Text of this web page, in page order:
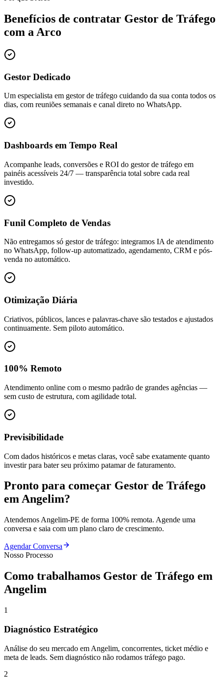
Benefícios de contratar Gestor de Tráfego
com a Arco
Gestor Dedicado
Um especialista em gestor de tráfego cuidando da sua conta todos os
dias, com reuniões semanais e canal direto no WhatsApp.
Dashboards em Tempo Real
Acompanhe leads, conversões e ROI do gestor de tráfego em
painéis acessíveis 24/7 — transparência total sobre cada real
investido.
Funil Completo de Vendas
Não entregamos só gestor de tráfego: integramos IA de atendimento
no WhatsApp, follow-up automatizado, agendamento, CRM e pós-
venda no automático.
Otimização Diária
Criativos, públicos, lances e palavras-chave são testados e ajustados
continuamente. Sem piloto automático.
100% Remoto
Atendimento online com o mesmo padrão de grandes agências —
sem custo de estrutura, com agilidade total.
Previsibilidade
Com dados históricos e metas claras, você sabe exatamente quanto
investir para bater seu próximo patamar de faturamento.
Pronto para começar Gestor de Tráfego
emAngelim?
Atendemos Angelim-PE de forma 100% remota. Agende uma
conversa e saia com um plano claro de crescimento.
Agendar Conversa
Nosso Processo
Como trabalhamos Gestor de Tráfego em
Angelim
1
Diagnóstico Estratégico
Análise do seu mercado em Angelim, concorrentes, ticket médio e
meta de leads. Sem diagnóstico não rodamos tráfego pago.
2